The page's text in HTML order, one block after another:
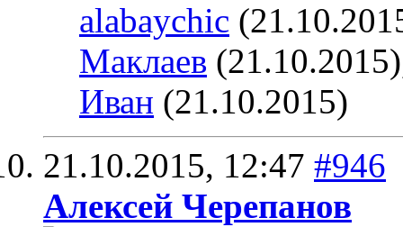
alabaychic
Маклаев
Иван (21.10.2015)
21.10.2015, 12:47 #946
Алексей Черепанов